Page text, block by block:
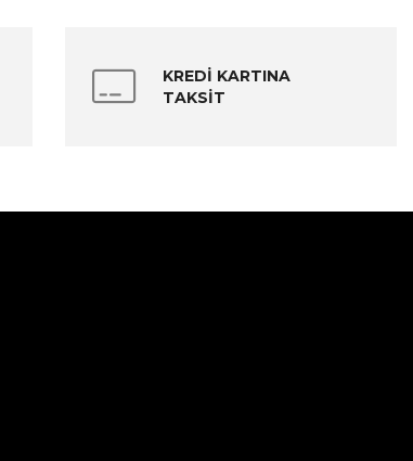
KREDİ KARTINA
TAKSİT